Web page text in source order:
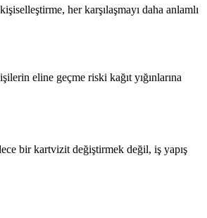
her karşılaşmayı daha anlamlı
eline geçme riski kağıt yığınlarına
bir kartvizit değiştirmek değil, iş yapış